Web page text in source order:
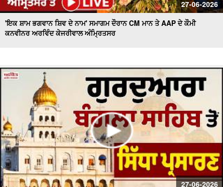
27-06-2026
'ਇਕ ਸ਼ਾਮ ਭਗਵਾਨ ਸ਼ਿਵ ਦੇ ਨਾਮ' ਸਮਾਗਮ ਦੌਰਾਨ CM ਮਾਨ ਤੇ AAP ਦੇ ਕੌਮੀ
ਕਨਵੀਨਰ ਅਰਵਿੰਦ ਕੇਜਰੀਵਾਲ ਅੰਮ੍ਰਿਤਸਰ
27-06-2026